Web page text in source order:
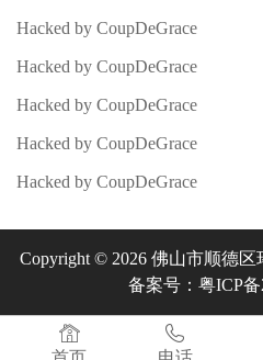
Hacked by CoupDeGrace
Hacked by CoupDeGrace
Hacked by CoupDeGrace
Hacked by CoupDeGrace
Hacked by CoupDeGrace
Copyright © 2026 佛山市顺德
备案号：粤ICP备

